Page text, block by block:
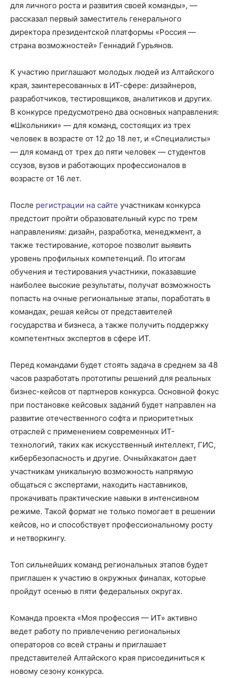
для личного роста и развития своей команды», —
рассказал первый заместитель генерального
директора президентской платформы «Россия —
страна возможностей» Геннадий Гурьянов.
К участию приглашают молодых людей из Алтайского
края, заинтересованных в ИТ-сфере: дизайнеров,
разработчиков, тестировщиков, аналитиков и других.
В конкурсе предусмотрено два основных направления:
«Школьники» — для команд, состоящих из трех
человек в возрасте от 12 до 18 лет, и «Специалисты»
— для команд от трех до пяти человек — студентов
ссузов, вузов и работающих профессионалов в
возрасте от 16 лет.
После регистрации на сайте участникам конкурса
предстоит пройти образовательный курс по трем
направлениям: дизайн, разработка, менеджмент, а
также тестирование, которое позволит выявить
уровень профильных компетенций. По итогам
обучения и тестирования участники, показавшие
наиболее высокие результаты, получат возможность
попасть на очные региональные этапы, поработать в
командах, решая кейсы от представителей
государства и бизнеса, а также получить поддержку
компетентных экспертов в сфере ИТ.
Перед командами будет стоять задача в среднем за 48
часов разработать прототипы решений для реальных
бизнес-кейсов от партнеров конкурса. Основной фокус
при постановке кейсовых заданий будет направлен на
развитие отечественного софта и приоритетных
отраслей с применением современных ИТ-
технологий, таких как искусственный интеллект, ГИС,
кибербезопасность и другие. Очныйхакатон дает
участникам уникальную возможность напрямую
общаться с экспертами, находить наставников,
прокачивать практические навыки в интенсивном
режиме. Такой формат не только помогает в решении
кейсов, но и способствует профессиональному росту
и нетворкингу.
Топ сильнейших команд региональных этапов будет
приглашен к участию в окружных финалах, которые
пройдут осенью в пяти федеральных округах.
Команда проекта «Моя профессия — ИТ» активно
ведет работу по привлечению региональных
операторов со всей страны и приглашает
представителей Алтайского края присоединиться к
новому сезону конкурса.